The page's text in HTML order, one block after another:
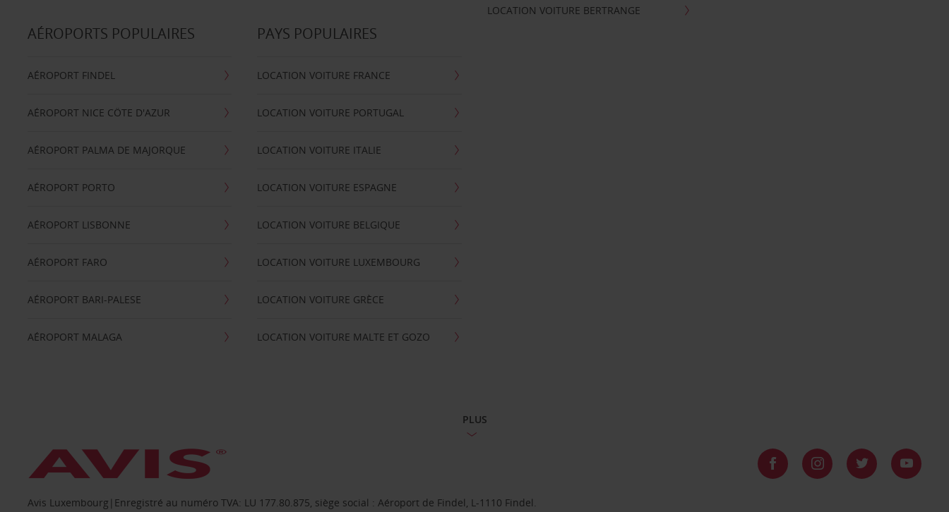
LOCATION VOITURE BERTRANGE
AÉROPORTS POPULAIRES
AÉROPORT FINDEL
AÉROPORT NICE CÖTE D'AZUR
AÉROPORT PALMA DE MAJORQUE
AÉROPORT PORTO
AÉROPORT LISBONNE
AÉROPORT FARO
AÉROPORT BARI-PALESE
AÉROPORT MALAGA
PAYS POPULAIRES
LOCATION VOITURE FRANCE
LOCATION VOITURE PORTUGAL
LOCATION VOITURE ITALIE
LOCATION VOITURE ESPAGNE
LOCATION VOITURE BELGIQUE
LOCATION VOITURE LUXEMBOURG
LOCATION VOITURE GRÈCE
LOCATION VOITURE MALTE ET GOZO
PLUS
Avis Luxembourg|Enregistré au numéro TVA: LU 177.80.875, siège social : Aéroport de Findel, L-1110 Findel.